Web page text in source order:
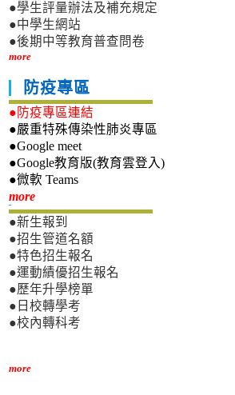
●學生評量辦法及補充規定
●中學生網站
●後期中等教育普查問卷
more
防疫專區
●防疫專區連結
●嚴重特殊傳染性肺炎專區
●Google meet
●Google教育版(教育雲登入)
●微軟 Teams
more新生專區
●新生報到
●招生管道名額
●特色招生報名
●運動績優招生報名
●歷年升學榜單
●日校轉學考
●校內轉科考
more